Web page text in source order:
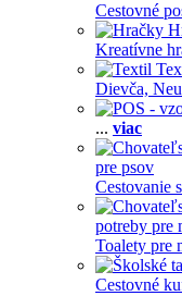
Cestovné
Kreatívne
Dievča,
... viac
pre psov
Cestovanie
potreby pre
Toalety pre
Cestovné